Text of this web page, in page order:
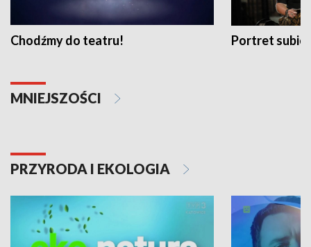
Chodźmy do teatru! Portret
MNIEJSZOŚCI
PRZYRODA I EKOLOGIA